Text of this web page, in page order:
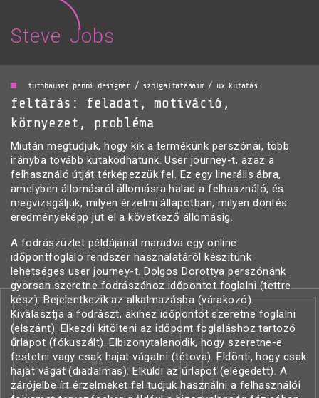
Steve Jobs
turnhauser panni designer / szolgáltatásaim / ux kutatás
feltárás: feladat, motiváció,
környezet, probléma
Miután megtudjuk, hogy kik a termékünk perszónái, több
irányba tovább kutakodhatunk. User journey-t, azaz a
felhasználó útját térképezzük fel. Ez egy linerális ábra,
amelyben állomásról állomásra halad a felhasználó, és
megvizsgáljuk, milyen érzelmi állapotban, milyen döntés
eredményeképp jut el a következő állomásig.
A fodrászüzlet példájánál maradva egy online
időpontfoglaló rendszer használatáról készítünk
lehetséges user journey-t. Dolgos Dorottya perszónánk
gyorsan szeretne fodrászához időpontot foglalni (tettre
kész). Bejelentkezik az alkalmazásba (várakozó).
Kiválasztja a fodrászt, akihez időpontot szeretne foglalni
(elszánt). Elkezdi kitölteni az időpont foglaláshoz tartozó
űrlapot (fókuszált). Elbizonytalanodik, hogy szeretne-e
festetni vagy csak hajat vágatni (tétova). Eldönti, hogy csak
hajat vágat (diadalmas). Elküldi az űrlapot (elégedett). A
zárójelbe írt érzelmeket fel tudjuk használni a felhasználói